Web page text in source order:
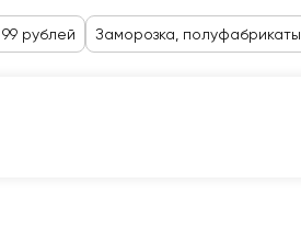
рублей Заморозка, полуфабрикаты